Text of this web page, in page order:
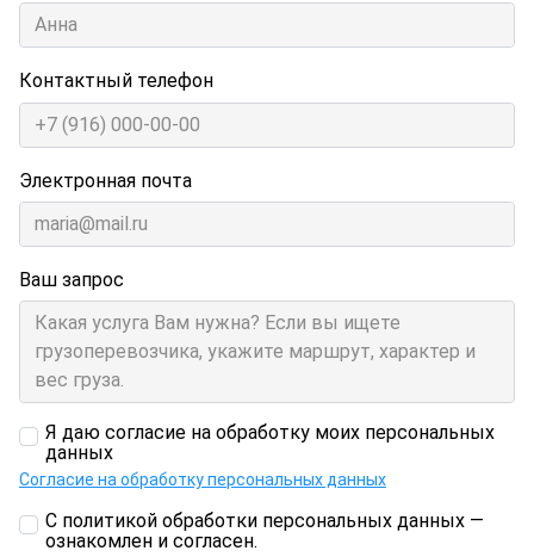
Контактный телефон
Электронная почта
Ваш запрос
Я даю согласие на обработку моих персональных
данных
Согласие на обработку персональных данных
С политикой обработки персональных данных —
ознакомлен и согласен.